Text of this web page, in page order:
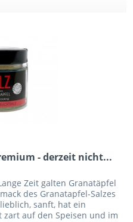
- derzeit nicht...
Zeit galten Granatäpfel
des Granatapfel-Salzes
sanft, hat ein
auf den Speisen und im